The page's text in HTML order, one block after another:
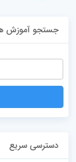
جستجو آموزش ها
دسترسی سریع